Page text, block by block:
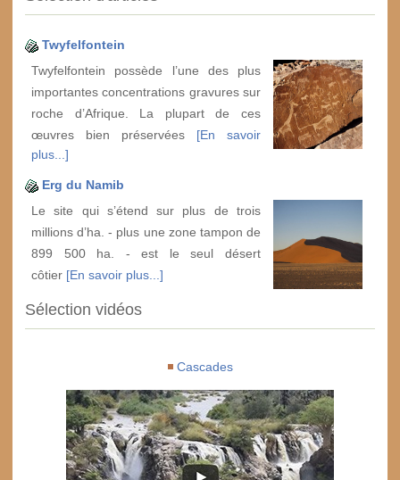
Twyfelfontein
Twyfelfontein possède l’une des plus
importantes concentrations gravures sur
roche d’Afrique. La plupart de ces
œuvres bien préservées [En savoir
plus...]
Erg du Namib
Le site qui s’étend sur plus de trois
millions d’ha. - plus une zone tampon de
899 500 ha. - est le seul désert
côtier [En savoir plus...]
Sélection vidéos
Cascades